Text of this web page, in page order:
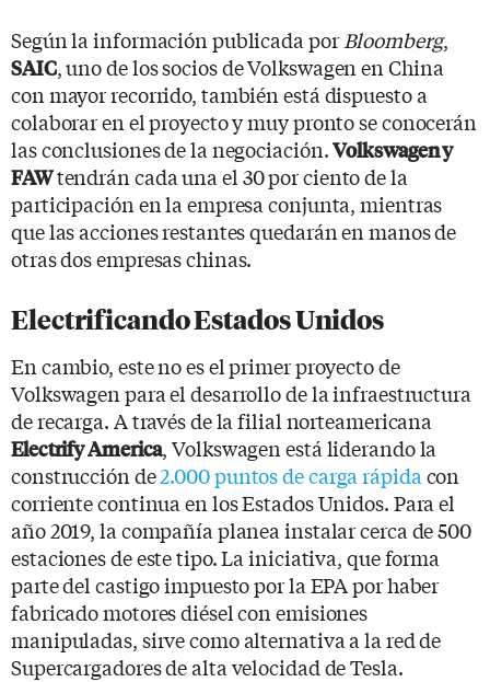
Según la información publicada porBloomberg,
SAIC, uno de los socios de Volkswagen en China
con mayor recorrido, también está dispuesto a
colaborar en el proyecto y muy pronto se conocerán
las conclusiones de la negociación.Volkswagen y
FAWtendrán cada una el 30 por ciento de la
participación en la empresa conjunta, mientras
que las acciones restantes quedarán en manos de
otras dos empresas chinas.
Electrificando Estados Unidos
En cambio, este no es el primer proyecto de
Volkswagen para el desarrollo de la infraestructura
de recarga. A través de la filial norteamericana
Electrify America, Volkswagen está liderando la
construcción de2.000 puntos de carga rápida con
corriente continua en los Estados Unidos. Para el
año 2019, la compañía planea instalar cerca de 500
estaciones de este tipo. La iniciativa, que forma
parte del castigo impuesto por la EPA por haber
fabricado motores diésel con emisiones
manipuladas, sirve como alternativa a la red de
Supercargadores de alta velocidad de Tesla.